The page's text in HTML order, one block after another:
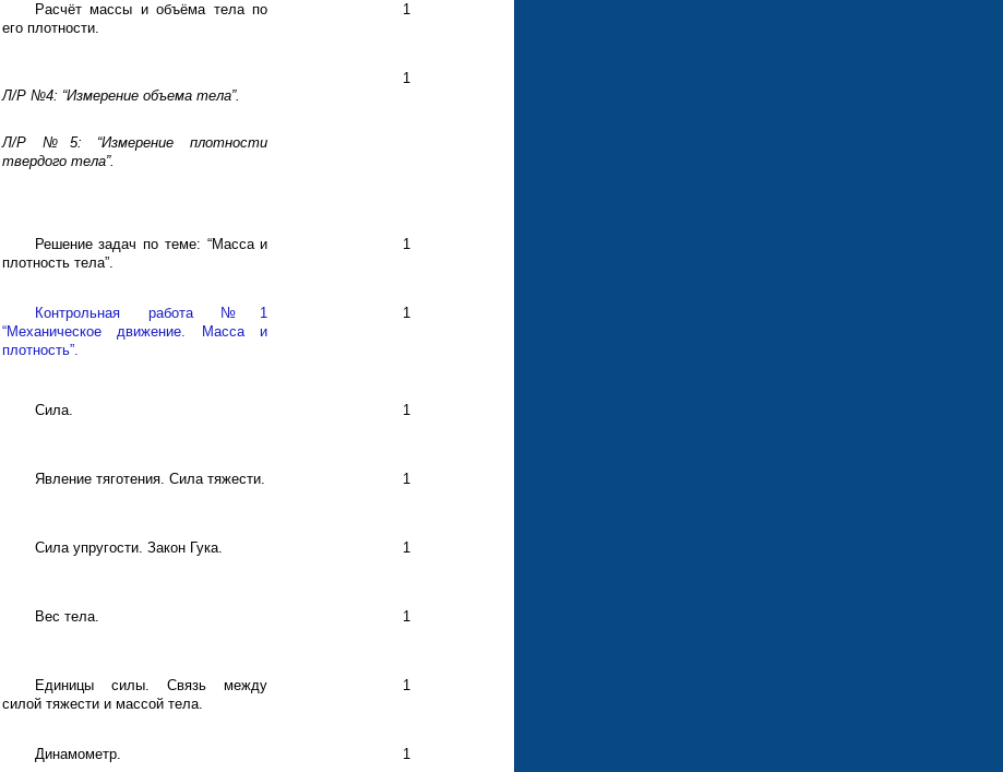
Расчёт массы и объёма тела по
его плотности.
1
Л/Р №4: “Измерение объема тела”.
Л/Р №5: “Измерение плотности
твердого тела”.
1
Решение задач по теме: “Масса и
плотность тела”.
1
Контрольная работа №1
“Механическое движение. Масса и
плотность”.
1
Сила. 1
Явление тяготения. Сила тяжести. 1
Сила упругости. Закон Гука. 1
Вес тела. 1
Единицы силы. Связь между
силой тяжести и массой тела.
1
Динамометр. 1